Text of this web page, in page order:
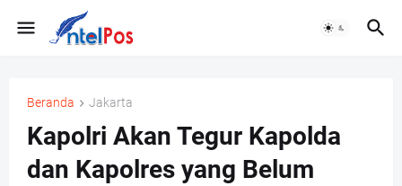
Beranda Jakarta
Kapolri Akan Tegur Kapolda
dan Kapolres yang Belum